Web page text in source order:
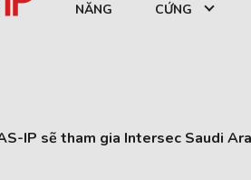
NĂNG
CỨNG
IP sẽ tham gia Intersec Saudi